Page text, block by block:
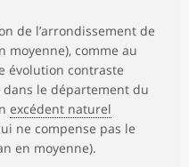
de l’arrondissement de
moyenne), comme au
évolution contraste
dans le département du
excédent naturel
ne compense pas le
en moyenne).